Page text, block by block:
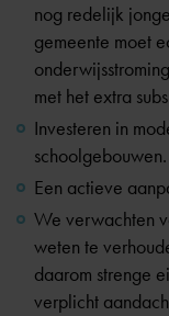
nog redelijk
gemeente moet
met het extra
Investeren in
schoolgebouwen.
Een actieve
We verwachten
weten te
daarom strenge
verplicht